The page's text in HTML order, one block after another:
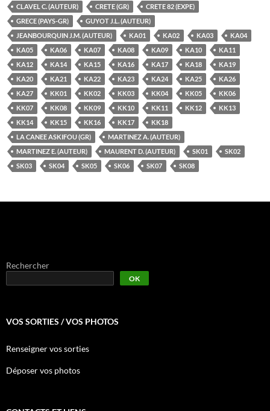
CLAVEL C. (AUTEUR)
CRETE (GR)
CRETE 82 (EXPE)
GRECE (PAYS-GR)
GUYOT J.L. (AUTEUR)
JEANBOURQUIN J.M. (AUTEUR)
KA01 KA02 KA03
KA04
KA05
KA06 KA07 KA08 KA09 KA10
KA11
KA12
KA14 KA15 KA16 KA17 KA18
KA19
KA20
KA21 KA22 KA23 KA24 KA25
KA26
KA27
KK01 KK02 KK03 KK04 KK05
KK06
KK07
KK08 KK09 KK10 KK11 KK12
KK13
KK14
KK15 KK16 KK17
KK18
LA CANEE ASKIFOU (GR)
MARTINEZ A. (AUTEUR)
MARTINEZ E. (AUTEUR)
MAURENT D. (AUTEUR) SK01
SK02
SK03
SK04 SK05 SK06 SK07 SK08
Rechercher
OK
VOS SORTIES / VOS PHOTOS
Renseigner vos sorties
Déposer vos photos